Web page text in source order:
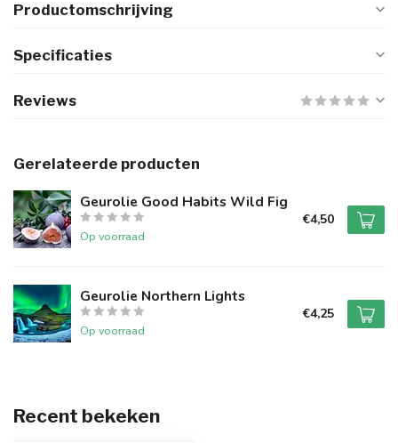
Productomschrijving
Specificaties
Reviews
Gerelateerde producten
Geurolie Good Habits Wild Fig
Op voorraad
€4,50
Geurolie Northern Lights
Op voorraad
€4,25
Recent bekeken